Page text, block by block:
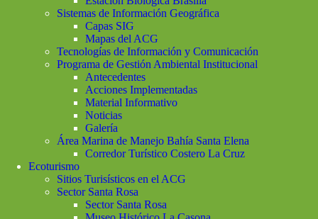
Sistemas de Información Geográfica
Capas SIG
Mapas del ACG
Tecnologías de Información y Comunicación
Programa de Gestión Ambiental Institucional
Antecedentes
Acciones Implementadas
Material Informativo
Noticias
Galería
Área Marina de Manejo Bahía Santa Elena
Corredor Turístico Costero La Cruz
Ecoturismo
Sitios Turisísticos en el ACG
Sector Santa Rosa
Sector Santa Rosa